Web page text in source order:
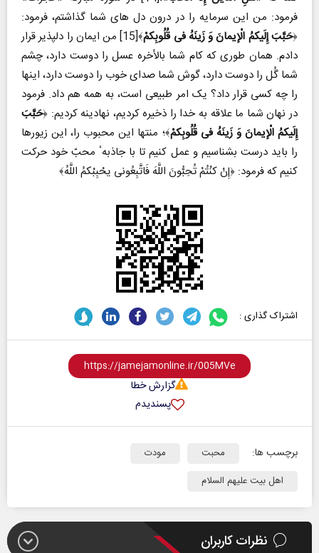
فرمود: من این سرمایه را در درون دل های شما گذاشتم، فرمود:
﴿حَبَّبَ إِلَیکمُ الْإیمانَ وَ زَینَهُ فی قُلُوبِکمْ
﴾[15] من ایمان را دلپذیر قرار
دادم. همان طوری که کام شما بالأخره عسل را دوست دارد، چشم
شما گُل را دوست دارد، گوش شما صدای خوب را دوست دارد، اینها
را چه کسی قرار داد؟ یک امر طبیعی است، به همه هم داد. فرمود
در نهان شما ما علاقه به خدا را ذخیره کردیم، نهادینه کردیم: ﴿حَبَّبَ
إِلَیکمُ الْإیمانَ وَ زَینَهُ فی قُلُوبِکمْ﴾؛ منتها این محبوب را، این زیورها
را باید درست بشناسیم و عمل کنیم تا با جاذبهٴ محبّ خود حرکت
کنیم که فرمود: ﴿إِنْ کنْتُمْ تُحِبُّونَ اللَّهَ فَاتَّبِعُونی یحْبِبْکمُ اللَّهُ﴾
اشتراک گذاری :
گزارش خطا
پسندیدم
برچسب ها: محبت
مودت
اهل بیت علیهم السلام
نظرات کاربران